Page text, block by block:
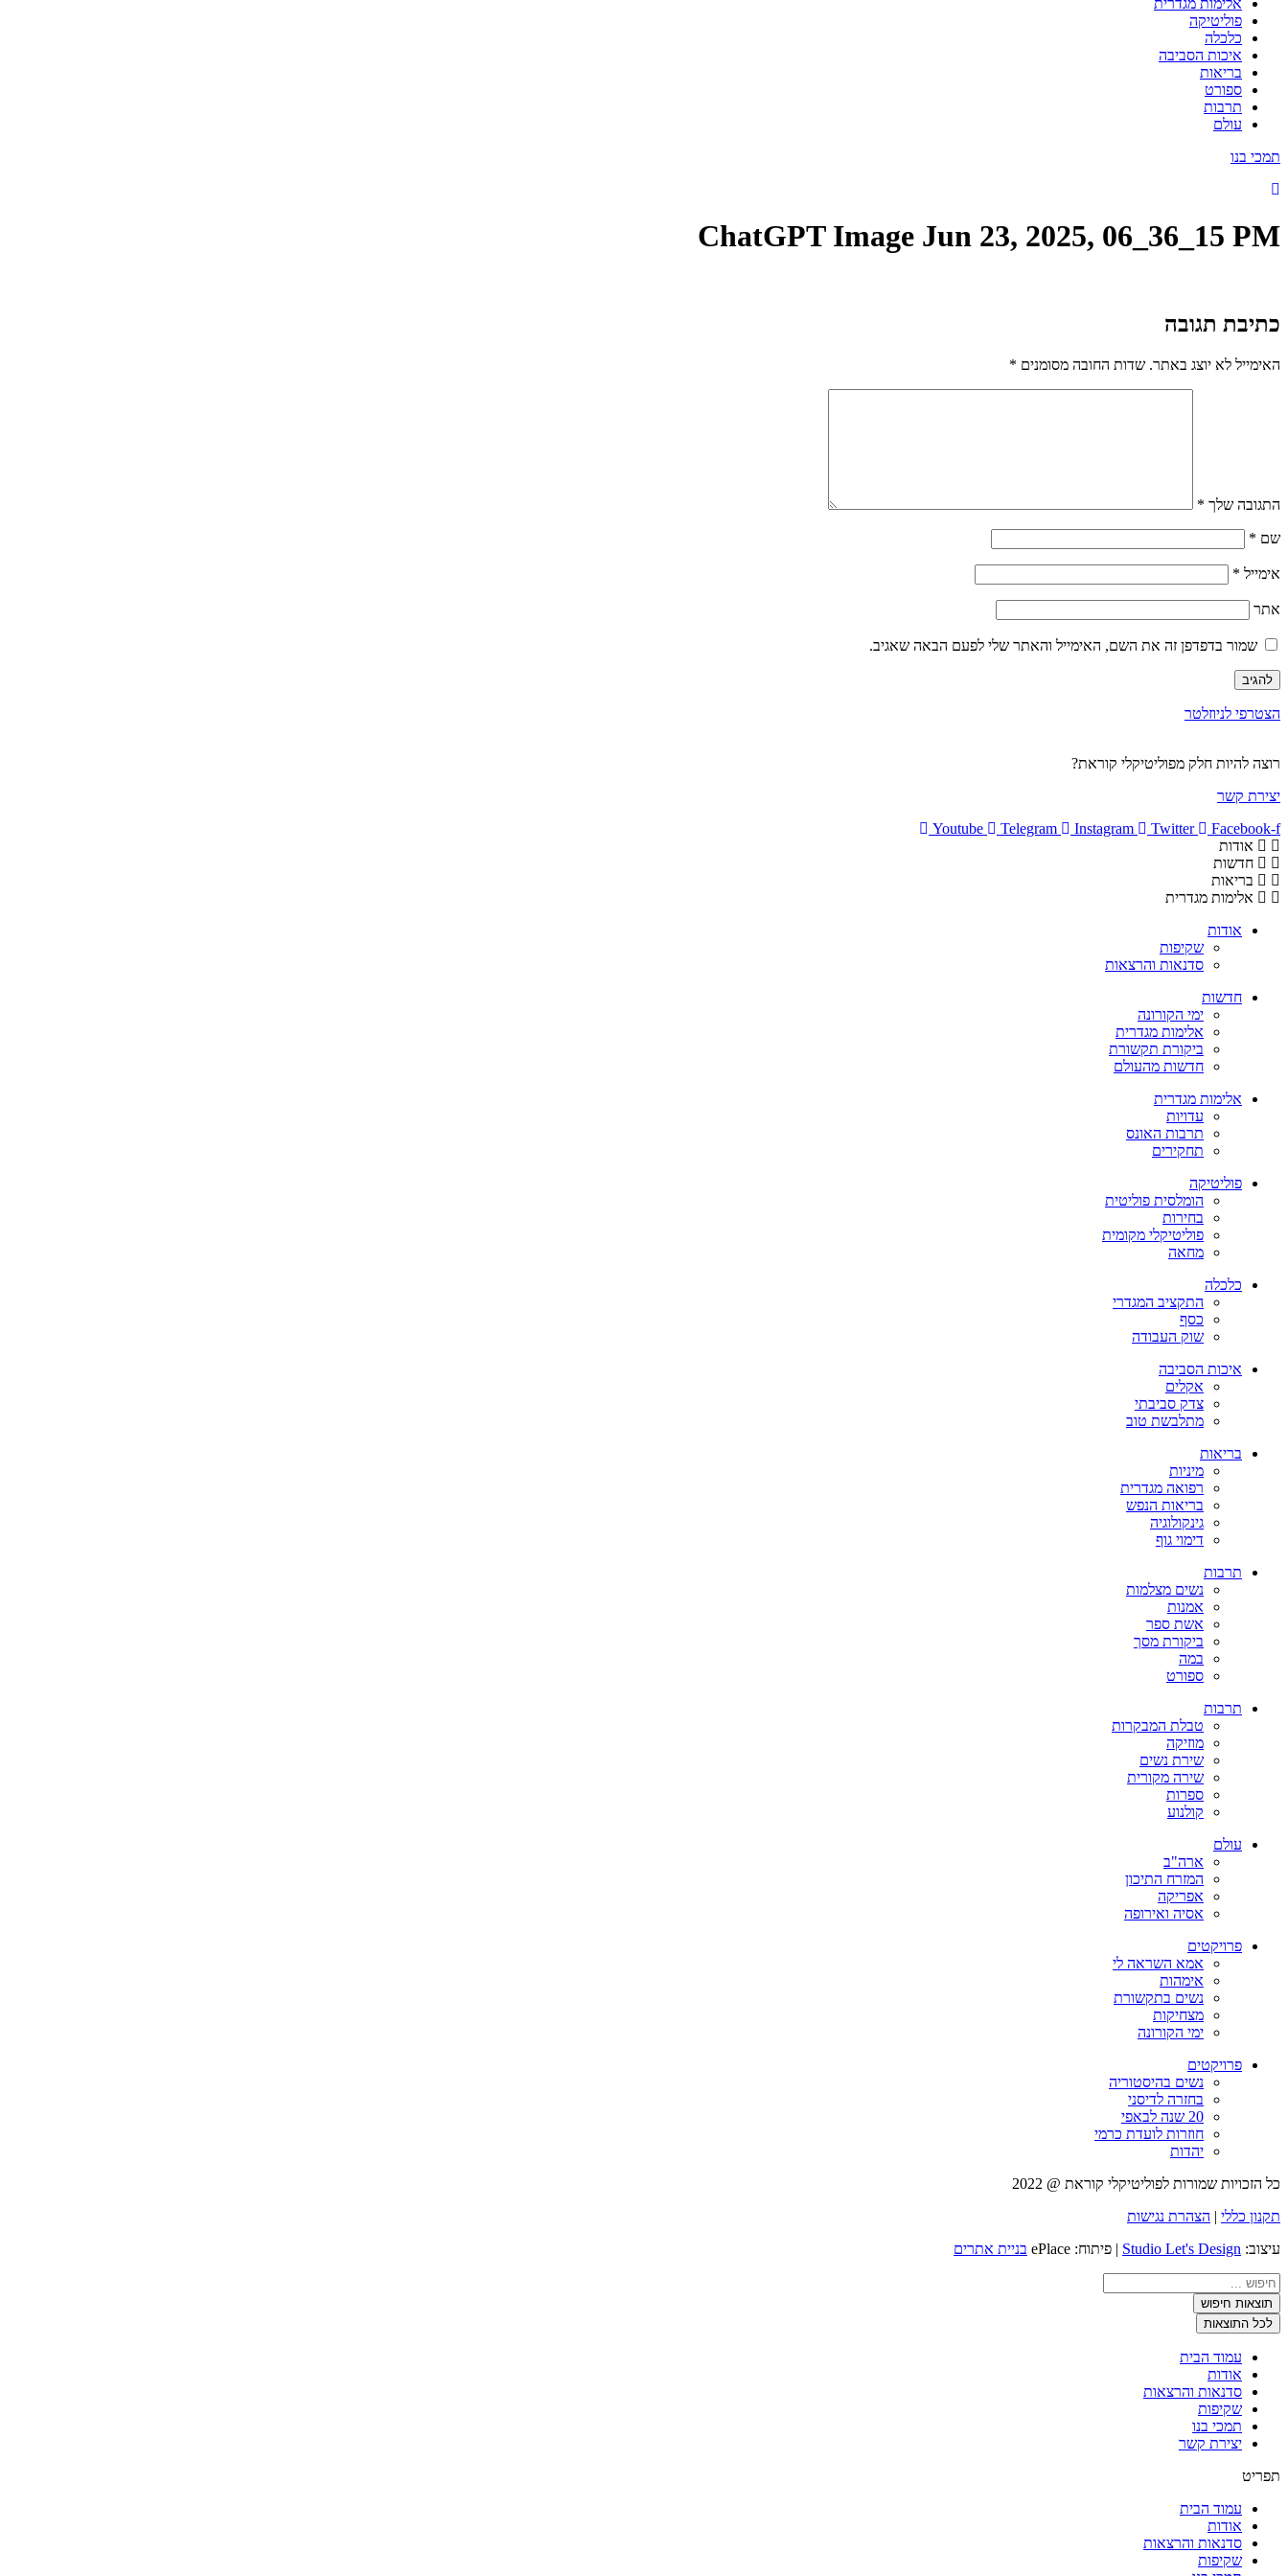
פוליטיקה
כלכלה
איכות הסביבה
בריאות
ספורט
תרבות
עולם
תמכי בנו
ChatGPT Image Jun 23, 2025, 06_36_15 PM
כתיבת תגובה
האימייל לא יוצג באתר. שדות החובה מסומנים *
התגובה שלך *
שם *
אימייל *
אתר
שמור בדפדפן זה את השם, האימייל והאתר שלי לפעם הבאה שאגיב.
הצטרפי לניוזלטר
רוצה להיות חלק מפוליטיקלי קוראת?
יצירת קשר
Youtube
Telegram Instagram Twitter
Facebook-f
אודות
חדשות
בריאות
אלימות מגדרית
אודות
שקיפות
סדנאות והרצאות
חדשות
ימי הקורונה
אלימות מגדרית
ביקורת תקשורת
חדשות מהעולם
אלימות מגדרית
עדויות
תרבות האונס
תחקירים
פוליטיקה
הומלסית פוליטית
בחירות
פוליטיקלי מקומית
מחאה
כלכלה
התקציב המגדרי
כסף
שוק העבודה
איכות הסביבה
אקלים
צדק סביבתי
מתלבשת טוב
בריאות
מיניות
רפואה מגדרית
בריאות הנפש
גינקולוגיה
דימוי גוף
תרבות
נשים מצלמות
אמנות
אשת ספר
ביקורת מסך
במה
ספורט
תרבות
טבלת המבקרות
מוזיקה
שירת נשים
שירה מקורית
ספרות
קולנוע
עולם
ארה"ב
המזרח התיכון
אפריקה
אסיה ואירופה
פרויקטים
אמא השראה לי
אימהות
נשים בתקשורת
מצחיקות
ימי הקורונה
פרויקטים
נשים בהיסטוריה
בחזרה לדיסני
20 שנה לבאפי
חוזרות לועדת כרמי
יהדות
כל הזכויות שמורות לפוליטיקלי קוראת @ 2022
תקנון כללי | הצהרת נגישות
עיצוב: Studio Let's Design | פיתוח: ePlace
בניית אתרים
Search
...תוצאות חיפוש
לכל התוצאות
עמוד הבית
אודות
סדנאות והרצאות
שקיפות
תמכי בנו
יצירת קשר
תפריט
עמוד הבית
אודות
סדנאות והרצאות
שקיפות